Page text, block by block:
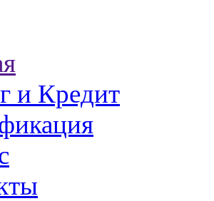
и Кредит